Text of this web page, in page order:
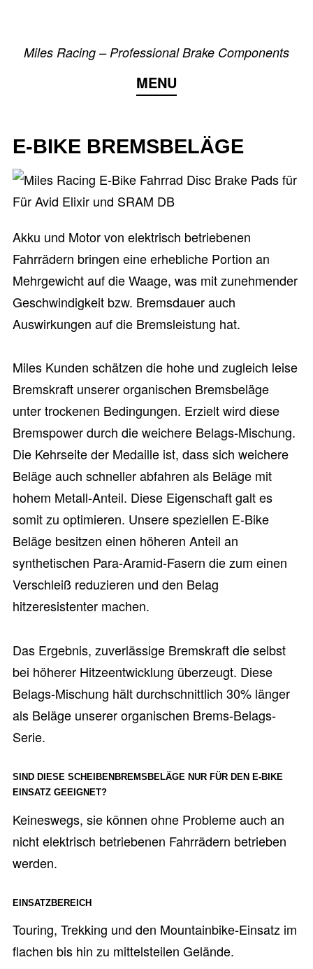
contentMiles Racing – Professional Brake Components
MENU
E-BIKE BREMSBELÄGE
Akku und Motor von elektrisch betriebenen
Fahrrädern bringen eine erhebliche Portion an
Mehrgewicht auf die Waage, was mit zunehmender
Geschwindigkeit bzw. Bremsdauer auch
Auswirkungen auf die Bremsleistung hat.
Miles Kunden schätzen die hohe und zugleich leise
Bremskraft unserer organischen Bremsbeläge
unter trockenen Bedingungen. Erzielt wird diese
Bremspower durch die weichere Belags-Mischung.
Die Kehrseite der Medaille ist, dass sich weichere
Beläge auch schneller abfahren als Beläge mit
hohem Metall-Anteil. Diese Eigenschaft galt es
somit zu optimieren. Unsere speziellen E-Bike
Beläge besitzen einen höheren Anteil an
synthetischen Para-Aramid-Fasern die zum einen
Verschleiß reduzieren und den Belag
hitzeresistenter machen.
Das Ergebnis, zuverlässige Bremskraft die selbst
bei höherer Hitzeentwicklung überzeugt. Diese
Belags-Mischung hält durchschnittlich 30% länger
als Beläge unserer organischen Brems-Belags-
Serie.
SIND DIESE SCHEIBENBREMSBELÄGE NUR FÜR DEN E-BIKE
EINSATZ GEEIGNET?
Keineswegs, sie können ohne Probleme auch an
nicht elektrisch betriebenen Fahrrädern betrieben
werden.
EINSATZBEREICH
Touring, Trekking und den Mountainbike-Einsatz im
flachen bis hin zu mittelsteilen Gelände.